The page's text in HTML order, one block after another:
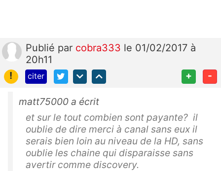
Publié par cobra333 le 01/02/2017 à
20h11
!
citer + -
matt75000 a écrit
et sur le tout combien sont payante? il
oublie de dire merci à canal sans eux il
serais bien loin au niveau de la HD, sans
oublie les chaine qui disparaisse sans
avertir comme discovery.